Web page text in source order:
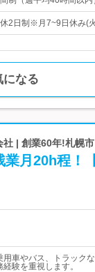
2日制※月7~9日休み(
になる
| 創業60年!札幌
業月20h程！
車やバス、トラック
験を重視します。